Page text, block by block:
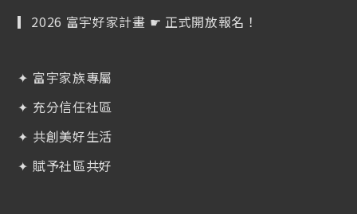
報名中
FUYU LIFE 散步式走讀：桃園篇
▎2026 富宇好家計畫 ☛ 正式開放報名！
✦ 富宇家族專屬
✦ 充分信任社區
✦ 共創美好生活
✦ 賦予社區共好